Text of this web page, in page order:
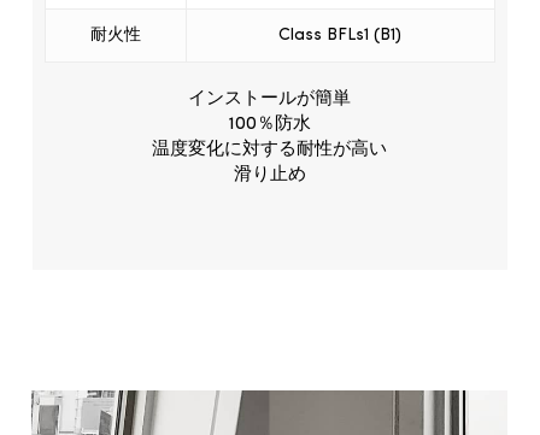
耐火性 Class BFLs1 (B1)
インストールが簡単
100％防水
温度変化に対する耐性が高い
滑り止め